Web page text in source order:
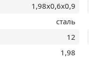
1,98x0,6x0,9
сталь
12
1,98